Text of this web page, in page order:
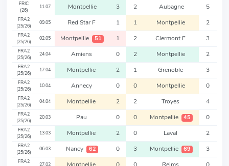
FRIC
(26)
11.07 Montpellie 3 2 Aubagne 5
FRA2
(25/26)
09.05 Red Star F 1 1 Montpellie 2
FRA2
(25/26)
02.05 Montpellie 51 1 2 Clermont F 3
FRA2
(25/26)
24.04 Amiens 0 2 Montpellie 2
FRA2
(25/26)
17.04 Montpellie 2 1 Grenoble 3
FRA2
(25/26)
10.04 Annecy 0 0 Montpellie 0
FRA2
(25/26)
04.04 Montpellie 2 2 Troyes 4
FRA2
(25/26)
20.03 Pau 0 0 Montpellie 45 0
FRA2
(25/26)
13.03 Montpellie 2 0 Laval 2
FRA2
(25/26)
06.03 Nancy 62 0 3 Montpellie 69 3
FRA2
27.02